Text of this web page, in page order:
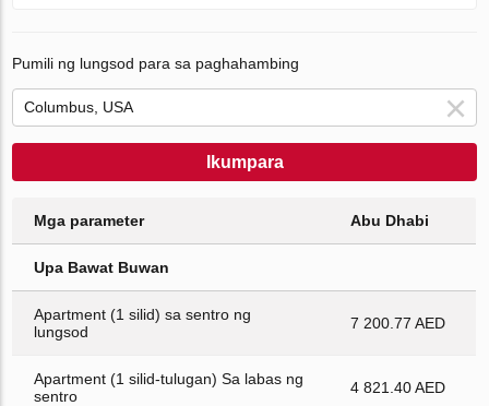
Pumili ng lungsod para sa paghahambing
Ikumpara
Mga parameter Abu Dhabi
Upa Bawat Buwan
Apartment (1 silid) sa sentro ng
lungsod
7 200.77 AED
Apartment (1 silid-tulugan) Sa labas ng
sentro
4 821.40 AED